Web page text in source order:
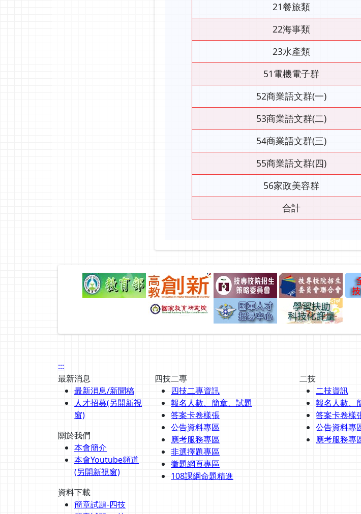
21餐旅類
22海事類
23水產類
51電機電子群
52商業語文群(一)
53商業語文群(二)
54商業語文群(三)
55商業語文群(四)
56家政美容群
合計
:::
最新消息
最新消息/新聞稿
人才招募(另開新視
窗)
關於我們
本會簡介
本會Youtube頻道
(另開新視窗)
資料下載
簡章試題-四技
四技二專
四技二專資訊
報名人數、簡章、試題
答案卡卷樣張
公告資料專區
應考服務專區
非選擇題專區
徵題網頁專區
108課綱命題精進
二技
二技資訊
報名人數、
答案卡卷樣
公告資料專
應考服務專